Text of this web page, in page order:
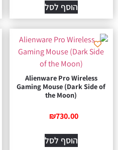
הוסף לסל
Alienware Pro Wireless
Gaming Mouse (Dark Side of
the Moon)
₪730.00
הוסף לסל